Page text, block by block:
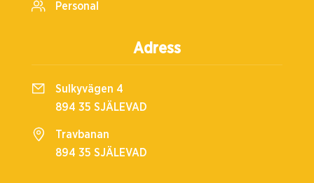
Personal
Adress
Sulkyvägen 4
894 35 SJÄLEVAD
Travbanan
894 35 SJÄLEVAD